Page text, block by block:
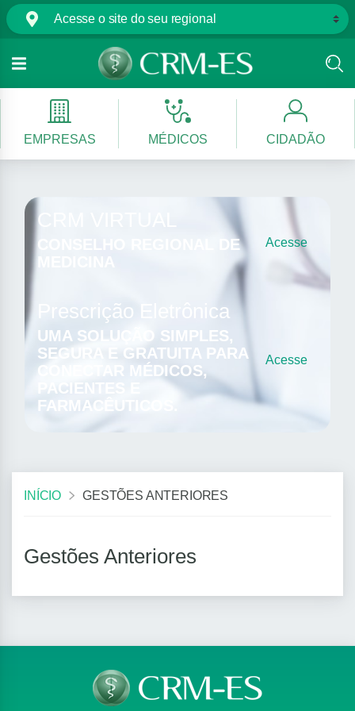
EMPRESAS MÉDICOS CIDADÃO
CRM VIRTUAL
CONSELHO REGIONAL DE
MEDICINA
Acesse
Prescrição Eletrônica
UMA SOLUÇÃO SIMPLES,
SEGURA E GRATUITA PARA
CONECTAR MÉDICOS,
PACIENTES E
FARMACÊUTICOS.
Acesse
INÍCIO GESTÕES ANTERIORES
Gestões Anteriores